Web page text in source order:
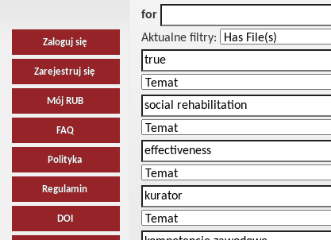
Zaloguj się
Zarejestruj się
Mój RUB
FAQ
Polityka
Regulamin
DOI
for
Aktualne filtry: